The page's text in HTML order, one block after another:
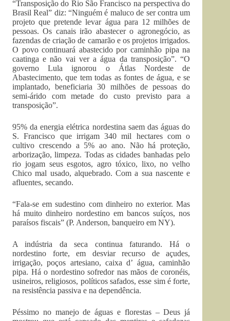
“Transposição do Rio São Francisco na perspectiva do
Brasil Real” diz: “Ninguém é maluco de ser contra um
projeto que pretende levar água para 12 milhões de
pessoas. Os canais irão abastecer o agronegócio, as
fazendas de criação de camarão e os projetos irrigados.
O povo continuará abastecido por caminhão pipa na
caatinga e não vai ver a água da transposição”. “O
governo Lula ignorou o Átlas Nordeste de
Abastecimento, que tem todas as fontes de água, e se
implantado, beneficiaria 30 milhões de pessoas do
semi-árido com metade do custo previsto para a
transposição”.
95% da energia elétrica nordestina saem das águas do
S. Francisco que irrigam 340 mil hectares com o
cultivo crescendo a 5% ao ano. Não há proteção,
arborização, limpeza. Todas as cidades banhadas pelo
rio jogam seus esgotos, agro tóxico, lixo, no velho
Chico mal usado, alquebrado. Com a sua nascente e
afluentes, secando.
“Fala-se em sudestino com dinheiro no exterior. Mas
há muito dinheiro nordestino em bancos suíços, nos
paraísos fiscais” (P. Anderson, banqueiro em NY).
A indústria da seca continua faturando. Há o
nordestino forte, em desviar recurso de açudes,
irrigação, poços artesiano, caixa d’ água, caminhão
pipa. Há o nordestino sofredor nas mãos de coronéis,
usineiros, religiosos, políticos safados, esse sim é forte,
na resistência passiva e na dependência.
Péssimo no manejo de águas e florestas – Deus já